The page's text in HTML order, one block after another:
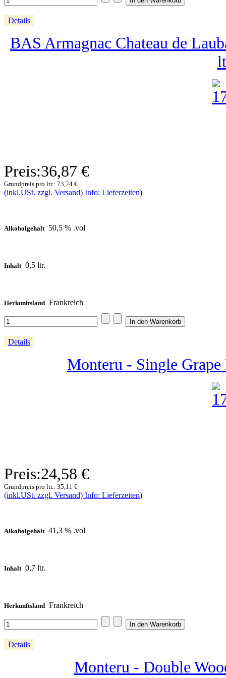
Details
BAS Armagnac Chateau de
Preis:36,87 €
Grundpreis pro ltr.: 73,74 €
(inkl.USt. zzgl. Versand) Info: Lieferzeiten)
Alkoholgehalt 50,5 % .vol
Inhalt 0,5 ltr.
Herkunftsland Frankreich
Details
Monteru - Single
Preis:24,58 €
Grundpreis pro ltr.: 35,11 €
(inkl.USt. zzgl. Versand) Info: Lieferzeiten)
Alkoholgehalt 41,3 % .vol
Inhalt 0,7 ltr.
Herkunftsland Frankreich
Details
Monteru - Double